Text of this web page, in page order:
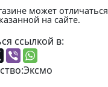
может отличаться
на сайте.
ссылкой в:
Эксмо